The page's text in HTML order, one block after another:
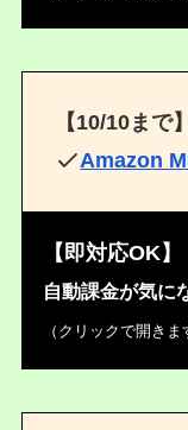
【10/10まで】
Amazon
【即対応OK】
自動課金が気に
（クリックで開きま